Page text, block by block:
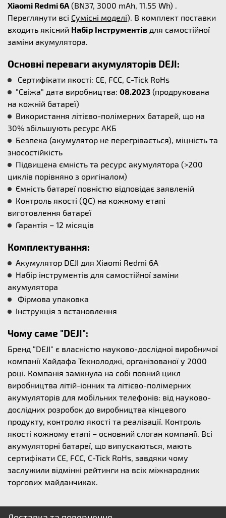
Xiaomi Redmi 6A (BN37, 3000 mAh, 11.55 Wh) .
Переглянути всі Сумісні моделі). В комплект поставки
входить якісний Набір Інструментів для самостійної
заміни акумулятора.
Основні переваги акумуляторів DEJI:
Сертифікати якості: CE, FCC, C-Tick RoHs
"Свіжа" дата виробництва: 08.2023 (продрукована
на кожній батареї)
Використання літієво-полімерних батарей, що на
30% збільшують ресурс АКБ
Безпека (акумулятор не перегрівається), міцність та
зносостійкість
Підвищена ємність та ресурс акумулятора (>200
циклів порівняно з оригіналом)
Ємність батареї повністю відповідає заявленій
Контроль якості (QC) на кожному етапі
виготовлення батареї
Гарантія – 12 місяців
Комплектування:
Акумулятор DEJI для Xiaomi Redmi 6A
Набір інструментів для самостійної заміни
акумулятора
Фірмова упаковка
Інструкція з встановлення
Чому саме "DEJI":
Бренд “DEJI” є власністю науково-дослідної виробничої
компанії Хайдафа Технолоджі, організованої у 2000
році. Компанія замкнула на собі повний цикл
виробництва літій-іонних та літієво-полімерних
акумуляторів для мобільних телефонів: від науково-
дослідних розробок до виробництва кінцевого
продукту, контролю якості та реалізації. Контроль
якості кожному етапі – основний слоган компанії. Всі
акумуляторні батареї, що випускаються, мають
сертифікати CE, FCC, C-Tick RoHs, завдяки чому
заслужили відмінні рейтинги на всіх міжнародних
торгових майданчиках.